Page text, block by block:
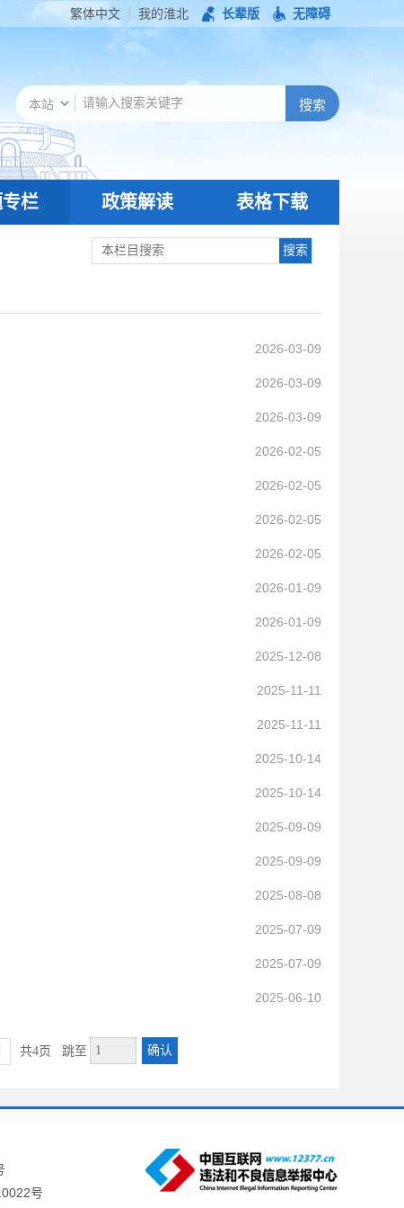
繁体中文 我的淮北 长辈版 无障碍
栏 政策解读 表格下载
2026-03-09
2026-03-09
2026-03-09
2026-02-05
2026-02-05
2026-02-05
2026-02-05
2026-01-09
2026-01-09
2025-12-08
2025-11-11
2025-11-11
2025-10-14
2025-10-14
2025-09-09
2025-09-09
2025-08-08
2025-07-09
2025-07-09
2025-06-10
共4页 跳至 确认
号